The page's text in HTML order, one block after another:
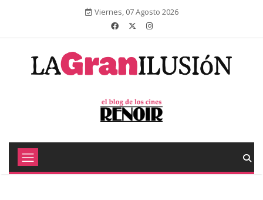
Viernes, 07 Agosto 2026